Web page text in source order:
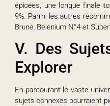
épicées, une longue finale
9%. Parmi les autres
Brune, Belenium N°4 et
V. Des
Explorer
En parcourant le vaste
sujets connexes pourraient